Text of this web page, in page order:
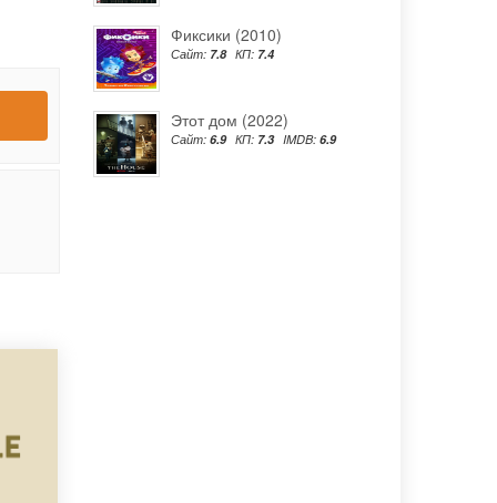
Фиксики (2010)
Сайт: 7.8 КП: 7.4
Этот дом (2022)
Сайт: 6.9 КП: 7.3 IMDB: 6.9